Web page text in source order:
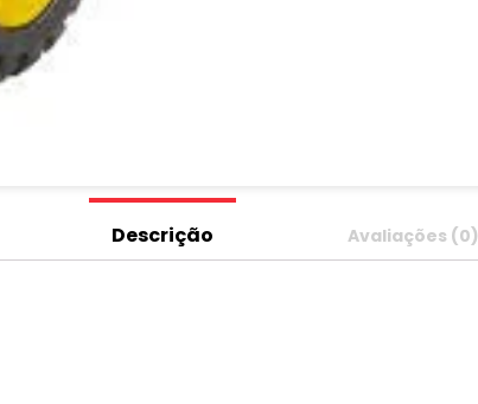
Descrição Avaliações (0)